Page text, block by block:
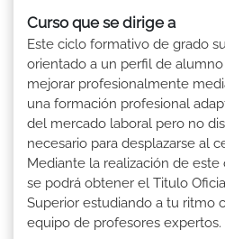
Curso que se dirige a
Este ciclo formativo de grado
orientado a un perfil de
mejorar profesionalmente
una formación profesional
del mercado laboral pero no
necesario para desplazarse al
Mediante la realización de este
se podrá obtener el Titulo
Superior estudiando a tu ritmo
equipo de profesores expertos.